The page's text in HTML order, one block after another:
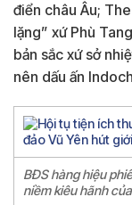
điển châu Âu;
lặng” xứ Phù
bản sắc xứ sở
nên dấu ấn
BĐS hàng hiệu
niềm kiêu hãnh